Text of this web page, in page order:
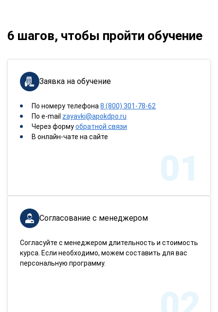
6 шагов, чтобы пройти обучение
Заявка на обучение
По номеру телефона 8 (800) 301-78-62
По e-mail zayavki@apokdpo.ru
Через формуобратной связи
В онлайн-чате на сайте
01
Согласование с менеджером
Согласуйте с менеджером длительность и стоимость
курса. Если необходимо, можем составить для вас
персональную программу.